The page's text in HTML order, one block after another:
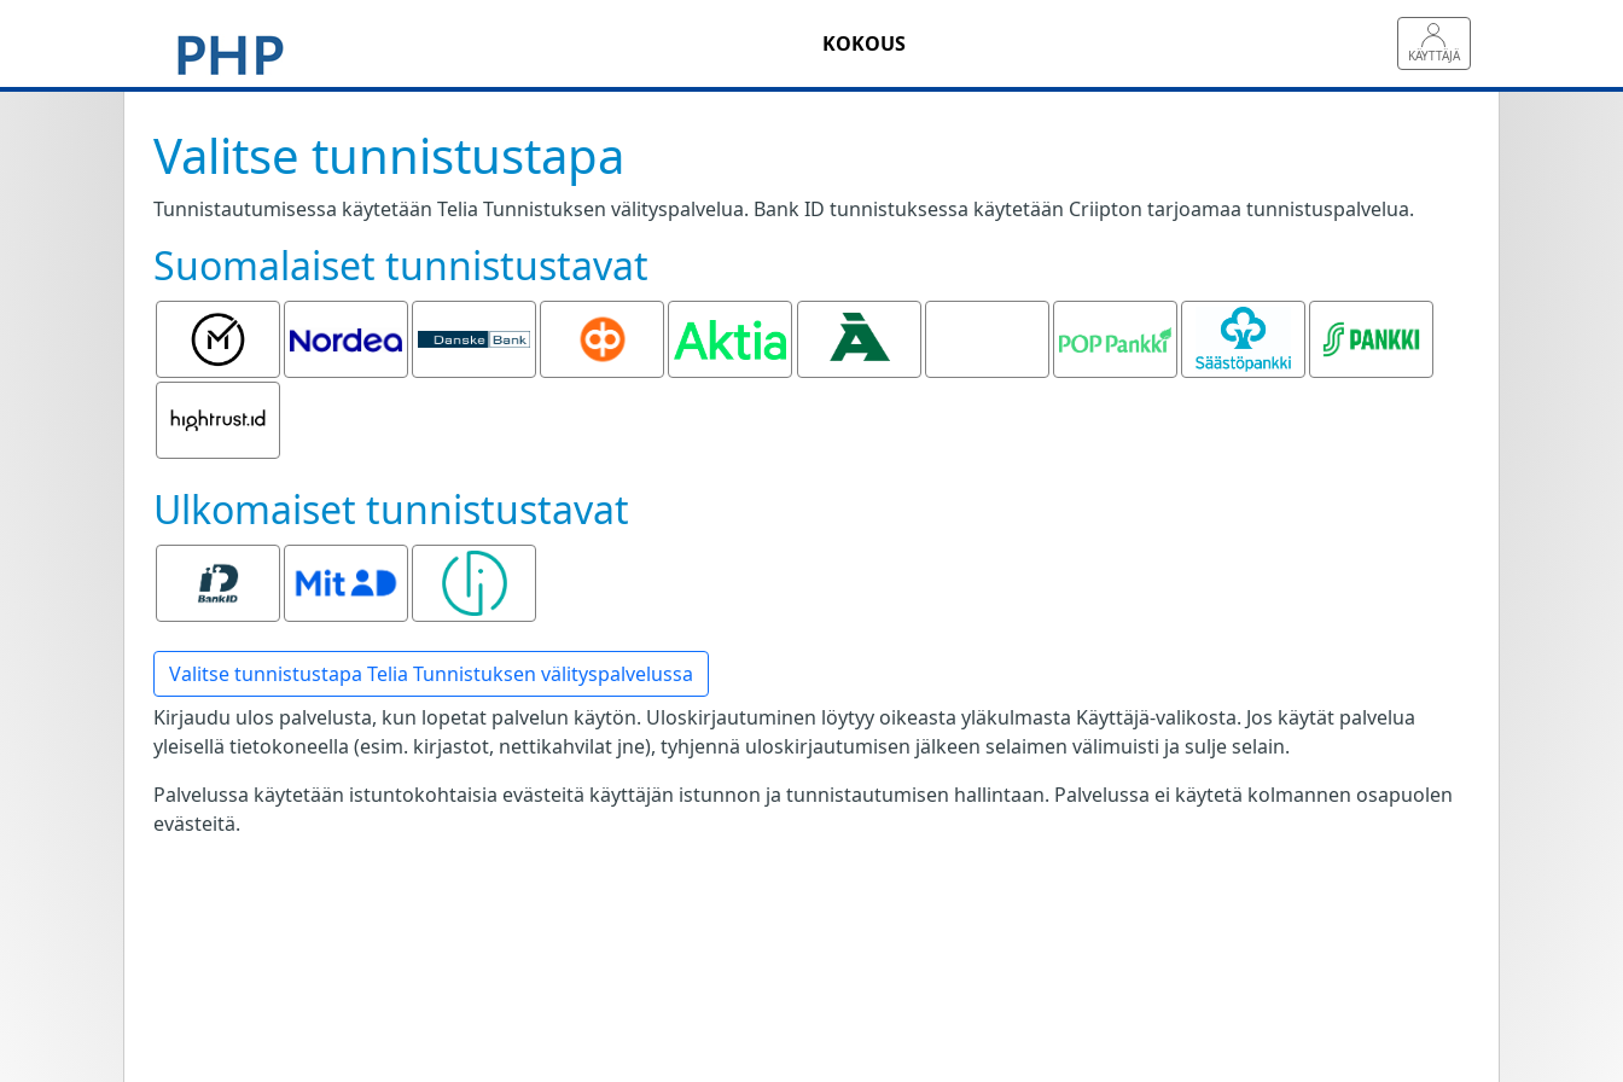
KÄYTTÄJÄ
KOKOUS
Valitse tunnistustapa
Tunnistautumisessa käytetään Telia Tunnistuksen välityspalvelua. Bank ID tunnistuksessa käytetään Criipton tarjoamaa tunnistuspalvelua.
Suomalaiset tunnistustavat
Mobiilivarmenne
Bank
OP Aktia Ålandsbanken Säästöpankki S-pankki
Ulkomaiset tunnistustavat
Bank ID MitID Smart ID
Valitse tunnistustapa Telia Tunnistuksen välityspalvelussa
Kirjaudu ulos palvelusta, kun lopetat palvelun käytön. Uloskirjautuminen löytyy oikeasta yläkulmasta Käyttäjä-valikosta. Jos käytät palvelua
yleisellä tietokoneella (esim. kirjastot, nettikahvilat jne), tyhjennä uloskirjautumisen jälkeen selaimen välimuisti ja sulje selain.
Palvelussa käytetään istuntokohtaisia evästeitä käyttäjän istunnon ja tunnistautumisen hallintaan. Palvelussa ei käytetä kolmannen osapuolen
evästeitä.